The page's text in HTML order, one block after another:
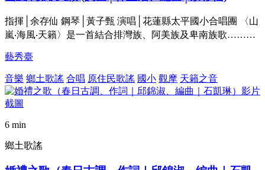
指揮│余存仙 鋼琴│黃子甄 演唱│花蓮縣太平國小合唱團 〈山
嵐‧海風‧天籟〉是一首結合排灣族、阿美族及卑南族歌………
藝秀臺
音樂 鄉土歌謠 合唱 原住民歌謠 國小 觀摩 天籟之音
6 min
鄉土歌謠